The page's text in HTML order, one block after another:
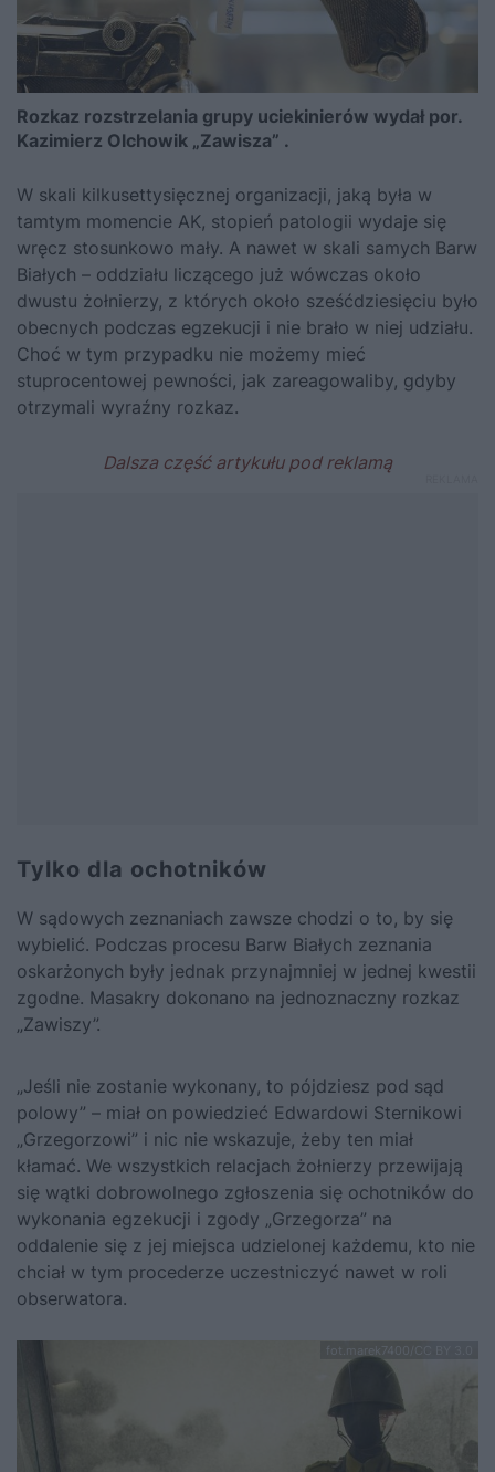
Rozkaz rozstrzelania grupy uciekinierów wydał por.
Kazimierz Olchowik „Zawisza” .
W skali kilkusettysięcznej organizacji, jaką była w
tamtym momencie AK, stopień patologii wydaje się
wręcz stosunkowo mały. A nawet w skali samych Barw
Białych – oddziału liczącego już wówczas około
dwustu żołnierzy, z których około sześćdziesięciu było
obecnych podczas egzekucji i nie brało w niej udziału.
Choć w tym przypadku nie możemy mieć
stuprocentowej pewności, jak zareagowaliby, gdyby
otrzymali wyraźny rozkaz.
Tylko dla ochotników
W sądowych zeznaniach zawsze chodzi o to, by się
wybielić. Podczas procesu Barw Białych zeznania
oskarżonych były jednak przynajmniej w jednej kwestii
zgodne. Masakry dokonano na jednoznaczny rozkaz
„Zawiszy”.
„Jeśli nie zostanie wykonany, to pójdziesz pod sąd
polowy” – miał on powiedzieć Edwardowi Sternikowi
„Grzegorzowi” i nic nie wskazuje, żeby ten miał
kłamać. We wszystkich relacjach żołnierzy przewijają
się wątki dobrowolnego zgłoszenia się ochotników do
wykonania egzekucji i zgody „Grzegorza” na
oddalenie się z jej miejsca udzielonej każdemu, kto nie
chciał w tym procederze uczestniczyć nawet w roli
obserwatora.
fot.marek7400/CC BY 3.0